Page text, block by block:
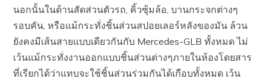
นอกนั้นในด้านสัดส่วนตัวรถ, คิ้วซุ้มล้อ, บานกระจกต่างๆ
รอบคัน, หรือแม้กระทั่งชิ้นส่วนสปอยเลอร์หลังของมัน ล้วน
ยังคงมีเส้นสายแบบเดียวกันกับ Mercedes-GLB ทั้งหมด ไม่
เว้นแม้กระทั่งงานออกแบบชิ้นส่วนต่างๆภายในห้องโดยสาร
ที่เรียกได้ว่าแทบจะใช้ชิ้นส่วนร่วมกันได้เกือบทั้งหมด เว้น